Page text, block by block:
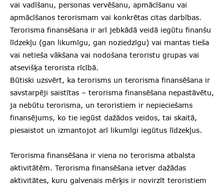
vai vadīšanu, personas vervēšanu, apmācīšanu vai
apmācīšanos terorismam vai konkrētas citas darbības.
Terorisma finansēšana ir arī jebkādā veidā iegūtu finanšu
līdzekļu (gan likumīgu, gan noziedzīgu) vai mantas tieša
vai netieša vākšana vai nodošana teroristu grupas vai
atsevišķa terorista rīcībā.
Būtiski uzsvērt, ka terorisms un terorisma finansēšana ir
savstarpēji saistītas – terorisma finansēšana nepastāvētu,
ja nebūtu terorisma, un teroristiem ir nepieciešams
finansējums, ko tie iegūst dažādos veidos, tai skaitā,
piesaistot un izmantojot arī likumīgi iegūtus līdzekļus.
Terorisma finansēšana ir viena no terorisma atbalsta
aktivitātēm. Terorisma finansēšana ietver dažādas
aktivitātes, kuru galvenais mērķis ir novirzīt teroristiem